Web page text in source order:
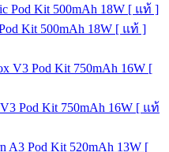
Kit 500mAh 18W [ แท้ ]
Pod Kit 750mAh 16W [ แท้